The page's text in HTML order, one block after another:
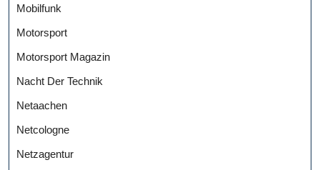
Mobilfunk
Motorsport
Motorsport Magazin
Nacht Der Technik
Netaachen
Netcologne
Netzagentur